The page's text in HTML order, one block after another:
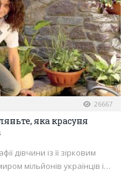
26667
яка красуня
дівчини із її зірковим
мільйонів українців і…